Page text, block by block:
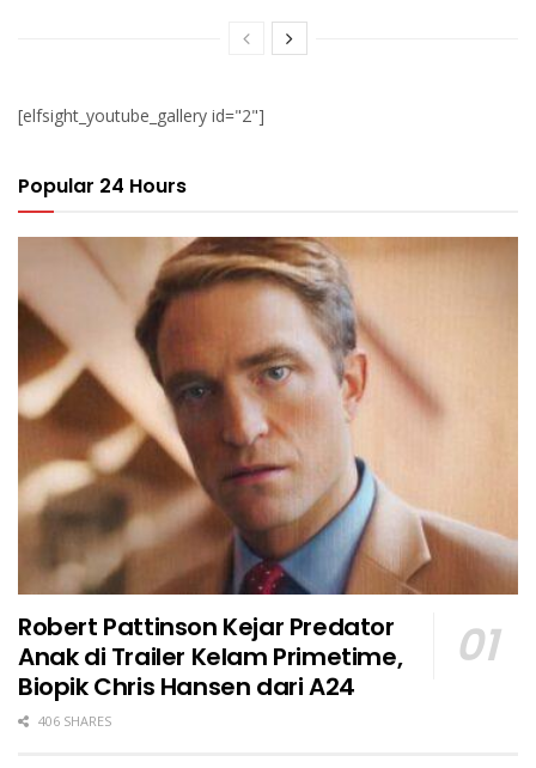
[elfsight_youtube_gallery id="2"]
Popular 24 Hours
Robert Pattinson Kejar Predator
Anak di Trailer Kelam Primetime,
Biopik Chris Hansen dari A24
406 SHARES